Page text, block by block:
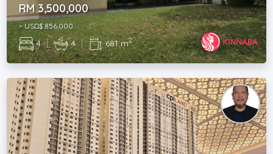
RM 3,500,000
~ USD$ 856,000
4 | 4 | 681 m2